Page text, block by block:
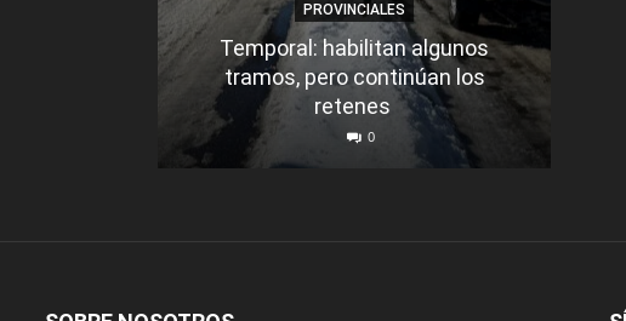
PROVINCIALES
Temporal: habilitan algunos
tramos, pero continúan los
retenes
0